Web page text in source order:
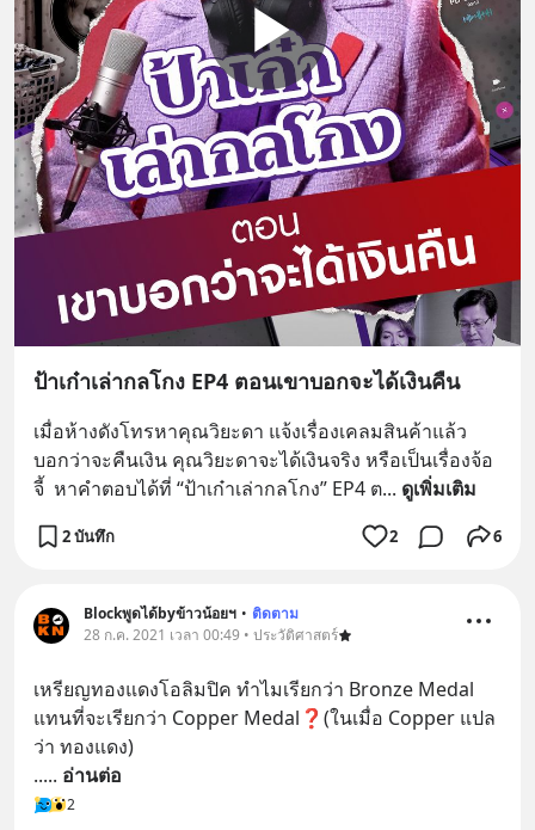
ป้าเก๋าเล่ากลโกง EP4 ตอนเขาบอกจะได้เงินคืน
เมื่อห้างดังโทรหาคุณวิยะดา แจ้งเรื่องเคลมสินค้าแล้ว
บอกว่าจะคืนเงิน คุณวิยะดาจะได้เงินจริง หรือเป็นเรื่องจ้อ
จี้  หาคำตอบได้ที่ “ป้าเก๋าเล่ากลโกง” EP4 ต... ดูเพิ่มเติม
2 บันทึก 2 6
Blockพูดได้byข้าวน้อยฯ • ติดตาม
28 ก.ค. 2021 เวลา 00:49 • ประวัติศาสตร์
เหรียญทองแดงโอลิมปิค ทำไมเรียกว่า Bronze Medal
แทนที่จะเรียกว่า Copper Medal❓(ในเมื่อ Copper แปล
ว่า ทองแดง)
..... อ่านต่อ
2